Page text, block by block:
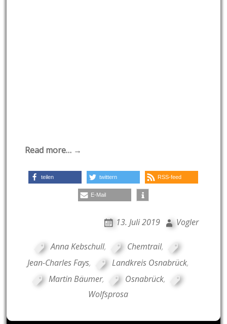
Read more… →
teilen twittern RSS-feed
E-Mail
13. Juli 2019 Vogler
Anna Kebschull, Chemtrail,
Jean-Charles Fays, Landkreis Osnabrück,
Martin Bäumer, Osnabrück,
Wolfsprosa